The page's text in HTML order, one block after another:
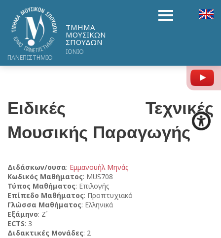
ΤΜΗΜΑ
ΜΟΥΣΙΚΩΝ
ΣΠΟΥΔΩΝ
ΙΟΝΙΟ
ΠΑΝΕΠΙΣΤΗΜΙΟ
Ειδικές Τεχνικές
Μουσικής Παραγωγής
Διδάσκων/ουσα: Εμμανουήλ Μηνάς
Κωδικός Μαθήματος: MUS708
Τύπος Μαθήματος: Επιλογής
Επίπεδο Μαθήματος: Προπτυχιακό
Γλώσσα Μαθήματος: Ελληνικά
Εξάμηνο: Ζ΄
ECTS: 3
Διδακτικές Μονάδες: 2